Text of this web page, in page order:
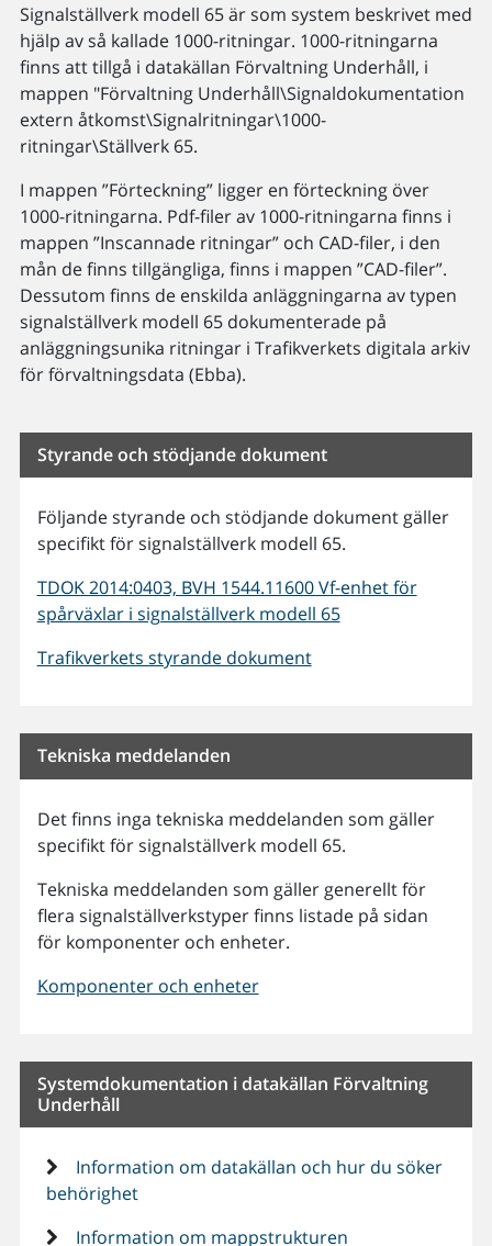
Signalställverk modell 65 är som system beskrivet med
hjälp av så kallade 1000-ritningar. 1000-ritningarna
finns att tillgå i datakällan Förvaltning Underhåll, i
mappen "Förvaltning Underhåll\Signaldokumentation
extern åtkomst\Signalritningar\1000-
ritningar\Ställverk 65.
I mappen ”Förteckning” ligger en förteckning över
1000-ritningarna. Pdf-filer av 1000-ritningarna finns i
mappen ”Inscannade ritningar” och CAD-filer, i den
mån de finns tillgängliga, finns i mappen ”CAD-filer”.
Dessutom finns de enskilda anläggningarna av typen
signalställverk modell 65 dokumenterade på
anläggningsunika ritningar i Trafikverkets digitala arkiv
för förvaltningsdata (Ebba).
Styrande och stödjande dokument
Följande styrande och stödjande dokument gäller
specifikt för signalställverk modell 65.
TDOK 2014:0403, BVH 1544.11600 Vf-enhet för
spårväxlar i signalställverk modell 65
Trafikverkets styrande dokument
Tekniska meddelanden
Det finns inga tekniska meddelanden som gäller
specifikt för signalställverk modell 65.
Tekniska meddelanden som gäller generellt för
flera signalställverkstyper finns listade på sidan
för komponenter och enheter.
Komponenter och enheter
Systemdokumentation i datakällan Förvaltning
Underhåll
Information om datakällan och hur du söker
behörighet
Information om mappstrukturen